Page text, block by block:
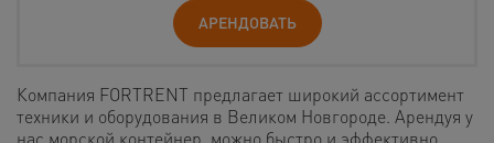
АРЕНДОВАТЬ
Компания FORTRENT предлагает широкий ассортимент
техники и оборудования в Великом Новгороде. Арендуя у
нас морской контейнер, можно быстро и эффективно